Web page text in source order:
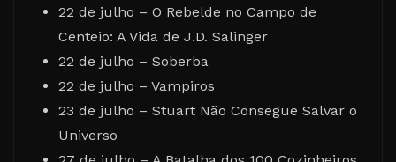
22 de julho – O Rebelde no Campo de
Centeio: A Vida de J.D. Salinger
22 de julho – Soberba
22 de julho – Vampiros
23 de julho – Stuart Não Consegue Salvar o
Universo